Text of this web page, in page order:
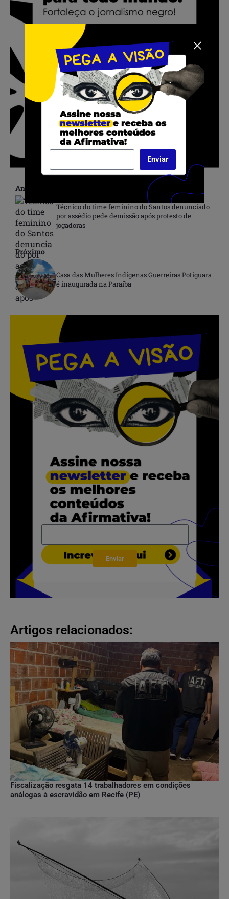
Anterior
Técnico do time feminino do Santos denunciado
por assédio pede demissão após protesto de
jogadoras
Próximo
Casa das Mulheres Indígenas Guerreiras Potiguara
é inaugurada na Paraíba
.
.
Enviar
Artigos relacionados:
Fiscalização resgata 14 trabalhadores em condições
análogas à escravidão em Recife (PE)
Enviar